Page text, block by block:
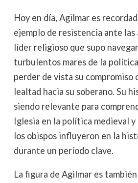
Hoy en día, Agilmar es
ejemplo de resistencia ante las
líder religioso que supo
turbulentos mares de la
perder de vista su compromiso
lealtad hacia su soberano. Su
siendo relevante para
Iglesia en la política medieval y
los obispos influyeron en la
durante un período clave.
La figura de Agilmar es